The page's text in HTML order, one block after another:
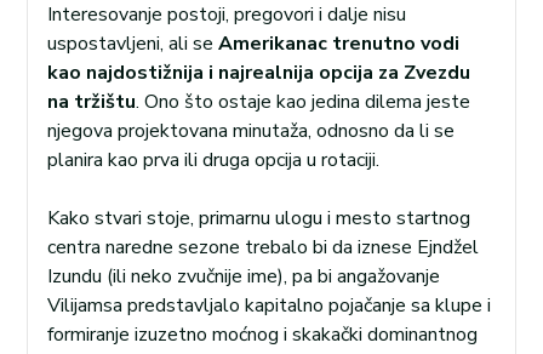
Interesovanje postoji, pregovori i dalje nisu
uspostavljeni, ali se Amerikanac trenutno vodi
kao najdostižnija i najrealnija opcija za Zvezdu
na tržištu. Ono što ostaje kao jedina dilema jeste
njegova projektovana minutaža, odnosno da li se
planira kao prva ili druga opcija u rotaciji.
Kako stvari stoje, primarnu ulogu i mesto startnog
centra naredne sezone trebalo bi da iznese Ejndžel
Izundu (ili neko zvučnije ime), pa bi angažovanje
Vilijamsa predstavljalo kapitalno pojačanje sa klupe i
formiranje izuzetno moćnog i skakački dominantnog